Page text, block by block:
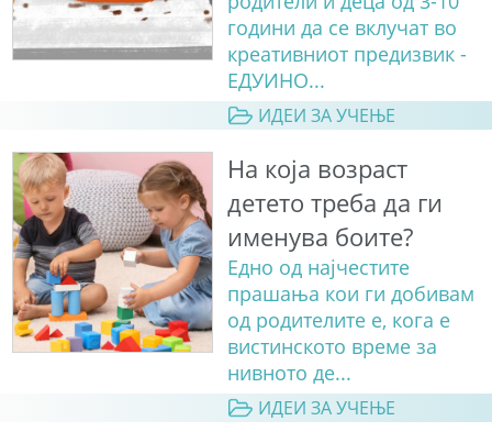
години да се вклучат во
креативниот предизвик -
ЕДУИНО...
ИДЕИ ЗА УЧЕЊЕ
На која возраст
детето треба да ги
именува боите?
Едно од најчестите
прашања кои ги добивам
од родителите е, кога е
вистинското време за
нивното де...
ИДЕИ ЗА УЧЕЊЕ